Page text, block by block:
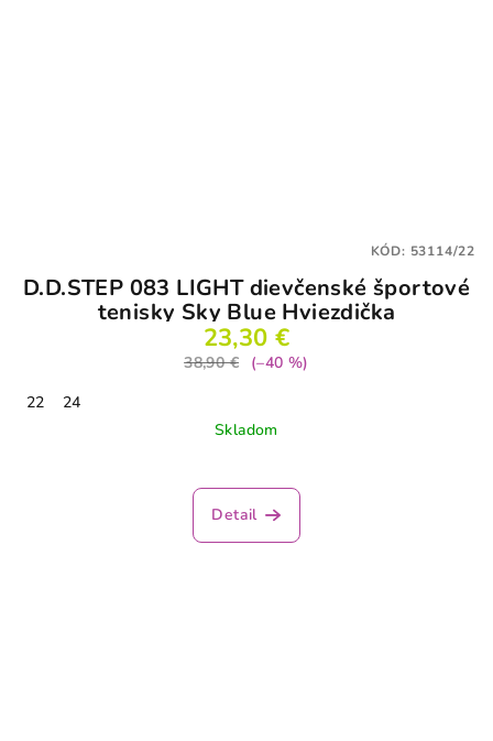
D.D.STEP 083 LIGHT dievčenské športové
tenisky Sky Blue Hviezdička
23,30 €
38,90 €
(–40 %)
22
24
Skladom
Detail
KÓD: 53114/22